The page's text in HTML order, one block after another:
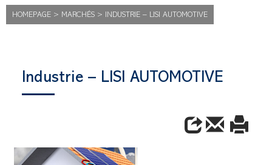
HOMEPAGE > MARCHÉS > INDUSTRIE – LISI AUTOMOTIVE
Industrie – LISI AUTOMOTIVE